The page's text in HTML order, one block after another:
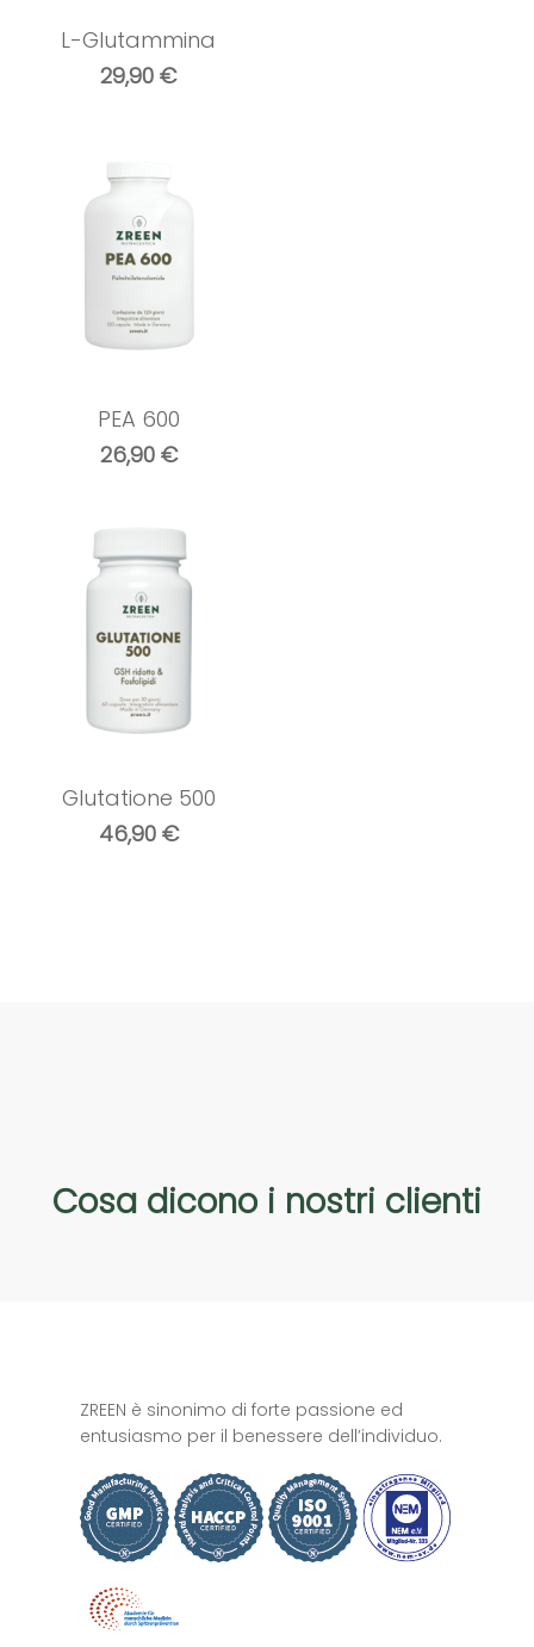
L-Glutammina
29,90€
PEA 600
26,90 €
Glutatione 500
46,90 €
Cosa dicono i nostri clienti
ZREEN è sinonimo di forte passione ed
entusiasmo per il benessere dell’individuo.